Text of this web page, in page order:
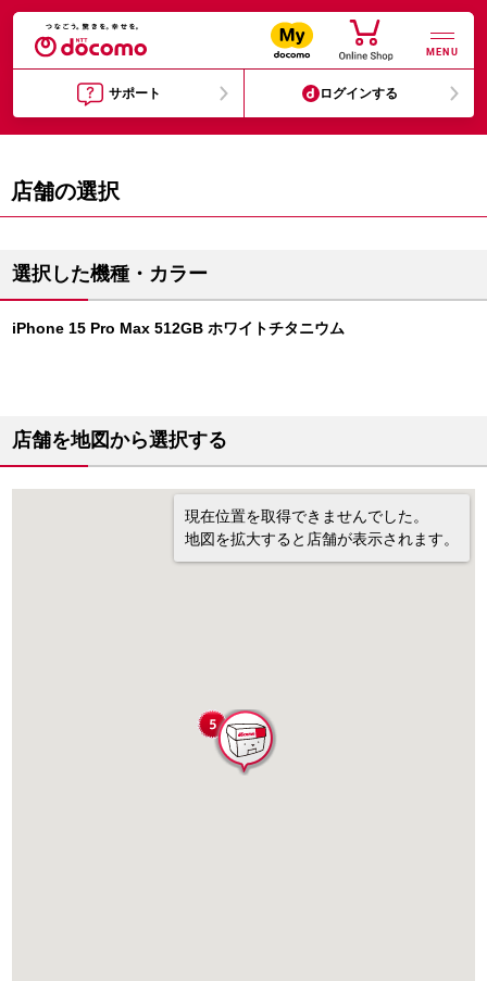
MENU
サポート ログインする
店舗の選択
選択した機種・カラー
iPhone 15 Pro Max 512GB ホワイトチタニウム
店舗を地図から選択する
現在位置を取得できませんでした。
地図を拡大すると店舗が表示されます。